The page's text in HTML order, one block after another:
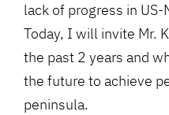
lack of progress in
Today, I will invite Mr.
the past 2 years and
the future to achieve
peninsula.